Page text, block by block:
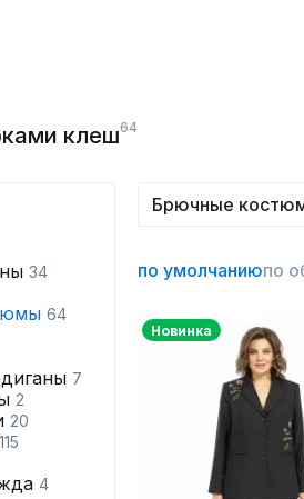
клеш64
34
64
7
2
20
115
4
Брючные
по умолчаниюпо
Новинка